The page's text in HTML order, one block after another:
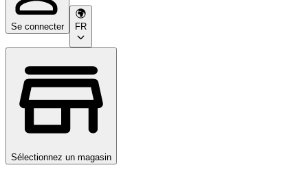
Se connecter FR
Sélectionnez un magasin